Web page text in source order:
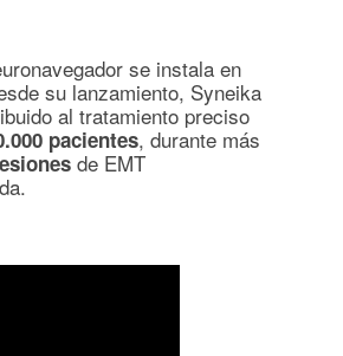
se instala en
su lanzamiento, Syneika
al tratamiento preciso
pacientes, durante más
de EMT